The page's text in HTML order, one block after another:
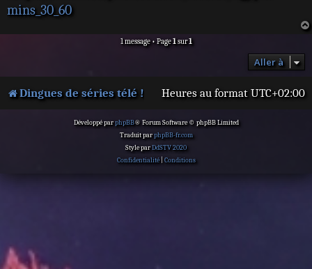
mins_30_60
1 message • Page1sur1
Aller à
Dingues de séries télé ! Heures au format UTC+02:00
Développé parphpBB® Forum Software © phpBB Limited
Traduit parphpBB-fr.com
Style parDdSTV 2020
Confidentialité| Conditions